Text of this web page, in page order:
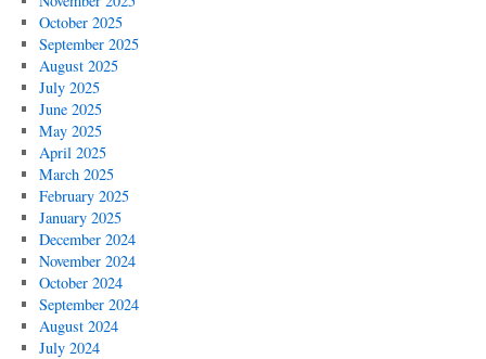
October 2025
September 2025
August 2025
July 2025
June 2025
May 2025
April 2025
March 2025
February 2025
January 2025
December 2024
November 2024
October 2024
September 2024
August 2024
July 2024